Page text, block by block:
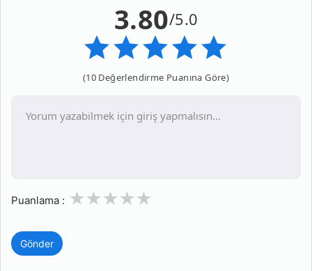
3.80/5.0
(10 Değerlendirme Puanına Göre)
Puanlama : 3
2
1
Gönder